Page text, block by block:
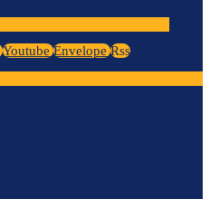
Youtube Envelope Rss